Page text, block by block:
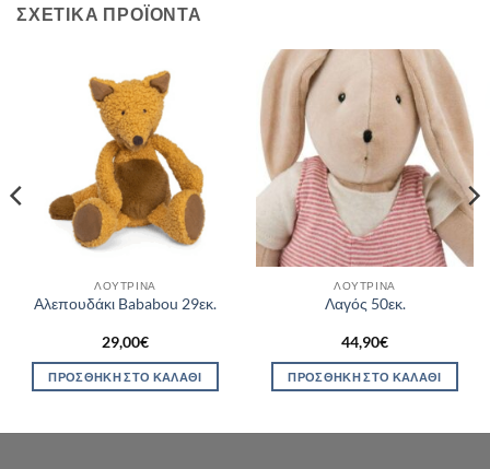
ΣΧΕΤΙΚΆ ΠΡΟΪΌΝΤΑ
ΛΟΎΤΡΙΝΑ
Αλεπουδάκι Bababou 29εκ.
29,00€
ΠΡΟΣΘΉΚΗ ΣΤΟ ΚΑΛΆΘΙ
ΛΟΎΤΡΙΝΑ
Λαγός 50εκ.
44,90€
ΠΡΟΣΘΉΚΗ ΣΤΟ ΚΑΛΆΘΙ